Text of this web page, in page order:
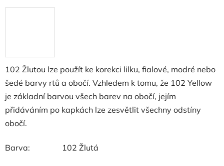
102 Žlutou lze použít ke korekci lilku, fialové, modré nebo
šedé barvy rtů a obočí. Vzhledem k tomu, že 102 Yellow
je základní barvou všech barev na obočí, jejím
přidáváním po kapkách lze zesvětlit všechny odstíny
obočí.
Barva: 102 Žlutá